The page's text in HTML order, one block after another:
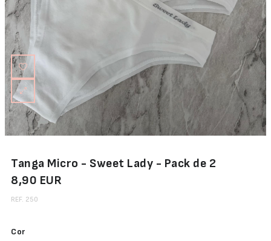
Tanga Micro - Sweet Lady - Pack de 2
8,90 EUR
REF. 250
Cor